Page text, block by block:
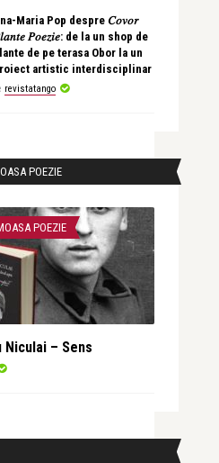
Maria Pop despre 𝐶𝑜𝑣𝑜𝑟
𝑃𝑜𝑒𝑧𝑖𝑒: de la un shop de
de pe terasa Obor la un
artistic interdisciplinar
revistatango
POEZIE
POEZIE
Niculai – Sens